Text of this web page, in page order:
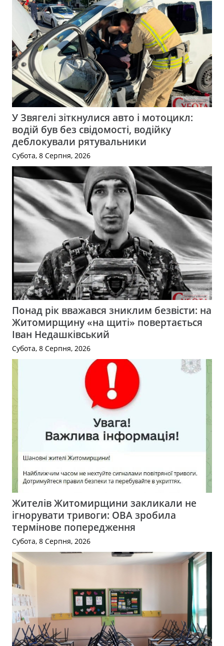
У Звягелі зіткнулися авто і мотоцикл:
водій був без свідомості, водійку
деблокували рятувальники
Субота, 8 Серпня, 2026
Понад рік вважався зниклим безвісти: на
Житомирщину «на щиті» повертається
Іван Недашківський
Субота, 8 Серпня, 2026
Жителів Житомирщини закликали не
ігнорувати тривоги: ОВА зробила
термінове попередження
Субота, 8 Серпня, 2026